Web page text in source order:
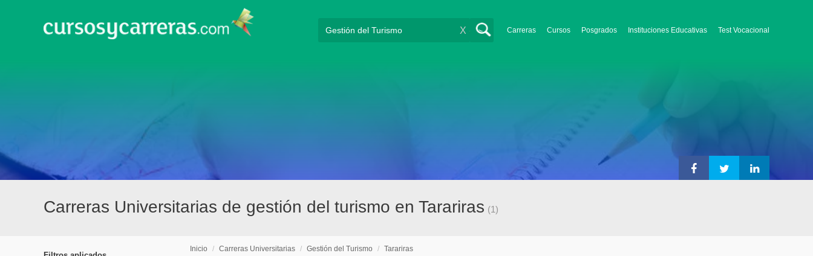
Carreras Cursos Posgrados Instituciones Educativas Test Vocacional
X
Carreras Universitarias de gestión del turismo en Tarariras (1)
Inicio / Carreras Universitarias / Gestión del Turismo / Tarariras